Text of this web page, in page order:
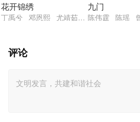
花开锦绣
丁禹兮 邓恩熙 尤靖茹 白澍 吕晓霖
九门
陈伟霆 陈瑶
评论